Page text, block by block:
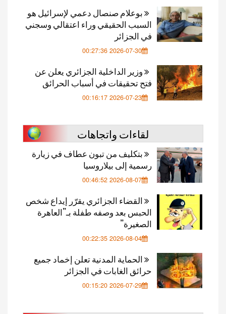
بوعلام صنصال دعمي لإسرائيل هو
السبب الحقيقي وراء اعتقالي وسجني
في الجزائر
وزير الداخلية الجزائري يعلن عن
فتح تحقيقات في أسباب الحرائق
2026-07-23 00:16:17
بتكليف من تبون عطاف في زيارة
رسمية إلى بيلاروسيا
2026-08-07 00:46:52
القضاء الجزائري يقرّر إيداع شخص
الحبس بعد وصفه طفلة بـ”العاهرة
الصغيرة”
الحماية المدنية تعلن إخماد جميع
حرائق الغابات في الجزائر
2026-07-29 00:15:20